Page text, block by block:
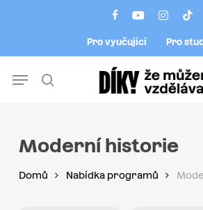
facebookyoutubeinstagram
tiktok
Pro vyučující Pro
Menu
Moderní historie
Domů Nabídka programů